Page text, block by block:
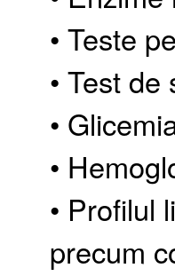
• Teste
• Test
•
•
• Profilul
precum